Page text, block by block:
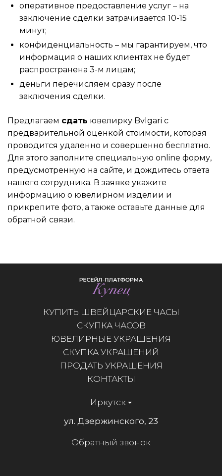
оперативное предоставление услуг – на
заключение сделки затрачивается 10-15
минут;
конфиденциальность – мы гарантируем, что
информация о наших клиентах не будет
распространена 3-м лицам;
деньги перечисляем сразу после
заключения сделки.
Предлагаем сдать ювелирку Bvlgari с
предварительной оценкой стоимости, которая
проводится удаленно и совершенно бесплатно.
Для этого заполните специальную online форму,
предусмотренную на сайте, и дождитесь ответа
нашего сотрудника. В заявке укажите
информацию о ювелирном изделии и
прикрепите фото, а также оставьте данные для
обратной связи.
КУПИТЬ ШВЕЙЦАРСКИЕ ЧАСЫ
СКУПКА ЧАСОВ
ЮВЕЛИРНЫЕ УКРАШЕНИЯ
СКУПКА УКРАШЕНИЙ
ПРОДАТЬ УКРАШЕНИЯ
КОНТАКТЫ
Иркутск
ул. Дзержинского, 23
Обратный звонок